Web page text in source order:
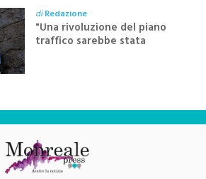
diRedazione
"Una rivoluzione del piano
traffico sarebbe stata